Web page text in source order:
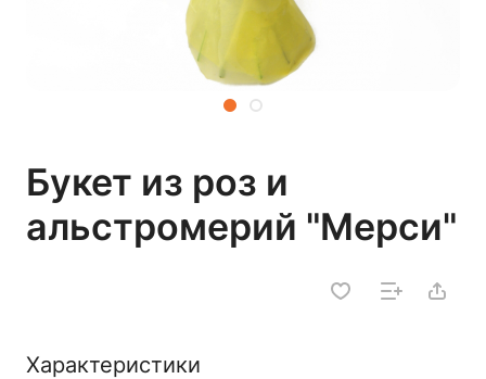
Букет из роз и
альстромерий "Мерси"
Характеристики